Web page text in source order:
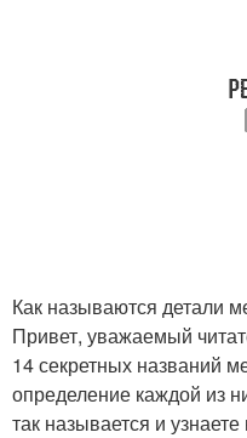
Как называются детали
Привет, уважаемый
14 секретных названий
определение каждой из
так называется и